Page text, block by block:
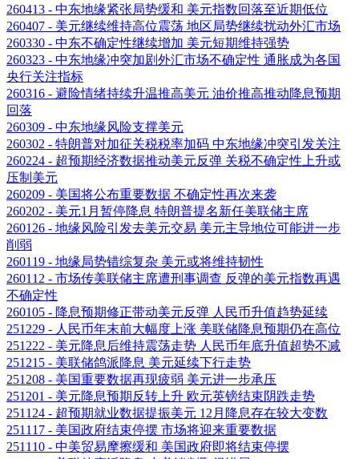
260413 - 中东地缘紧张局势缓和 美元指数回落至近期低位
260407 - 美元继续维持高位震荡 地区局势继续扰动外汇市场
260330 - 中东不确定性继续增加 美元短期维持强势
260323 - 中东地缘冲突加剧外汇市场不确定性 通胀成为各国
央行关注指标
260316 - 避险情绪持续升温推高美元 油价推高推动降息预期
回落
260309 - 中东地缘风险支撑美元
260302 - 特朗普对加征关税税率加码 中东地缘冲突引发关注
260224 - 超预期经济数据推动美元反弹 关税不确定性上升或
压制美元
260209 - 美国将公布重要数据 不确定性再次来袭
260202 - 美元1月暂停降息 特朗普提名新任美联储主席
260126 - 地缘风险引发去美元交易 美元主导地位可能进一步
削弱
260119 - 地缘局势错综复杂 美元或将维持韧性
260112 - 市场传美联储主席遭刑事调查 反弹的美元指数再遇
不确定性
260105 - 降息预期修正带动美元反弹 人民币升值趋势延续
251229 - 人民币年末前大幅度上涨 美联储降息预期仍在高位
251222 - 美元降息后维持震荡走势 人民币年底升值超势不减
251215 - 美联储鸽派降息 美元延续下行走势
251208 - 美国重要数据再现疲弱 美元进一步承压
251201 - 美元降息预期反转上升 欧元英镑结束阴跌走势
251124 - 超预期就业数据提振美元 12月降息存在较大变数
251117 - 美国政府结束停摆 市场将迎来重要数据
251110 - 中美贸易摩擦缓和 美国政府即将结束停摆